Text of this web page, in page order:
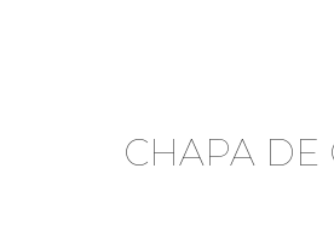
CHAPA DE